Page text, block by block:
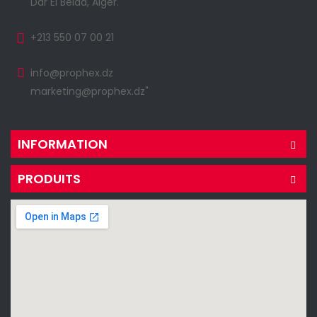
+213 550 07 00 21
info@prophex.dz
marketing@prophex.dz"
INFORMATION
PRODUITS